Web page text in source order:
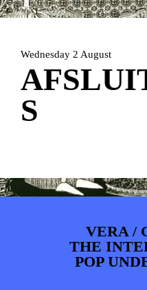
ARTDIVISION
Wednesday 2 August
S
VERA /
THE
POP